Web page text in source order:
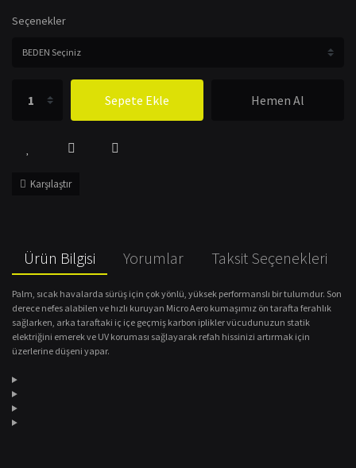
Seçenekler
Sepete Ekle Hemen Al
Karşılaştır
Ürün Bilgisi Yorumlar Taksit Seçenekleri
Palm, sıcak havalarda sürüş için çok yönlü, yüksek performanslı bir tulumdur. Son
derece nefes alabilen ve hızlı kuruyan Micro Aero kumaşımız ön tarafta ferahlık
sağlarken, arka taraftaki iç içe geçmiş karbon iplikler vücudunuzun statik
elektriğini emerek ve UV koruması sağlayarak refah hissinizi artırmak için
üzerlerine düşeni yapar.